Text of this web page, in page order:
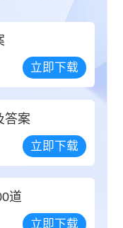
立即下载
答案
立即下载
道
立即下载